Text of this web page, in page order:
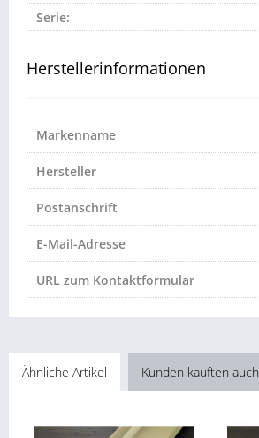
Serie:
Herstellerinformationen
Markenname
Hersteller
Postanschrift
E-Mail-Adresse
URL zum Kontaktformular
Ähnliche Artikel Kunden kauften auch